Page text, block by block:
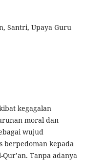
Santri, Upaya Guru
kegagalan
moral dan
wujud
berpedoman kepada
Tanpa adanya